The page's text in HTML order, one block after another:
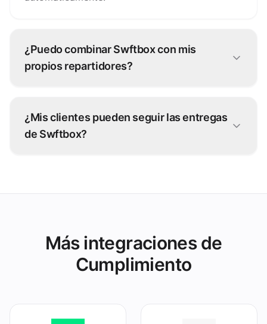
¿Puedo combinar Swftbox con mis
propios repartidores?
Swftbox para los picos y distancias largas.
¿Mis clientes pueden seguir las entregas
de Swftbox?
Más integraciones de
Cumplimiento